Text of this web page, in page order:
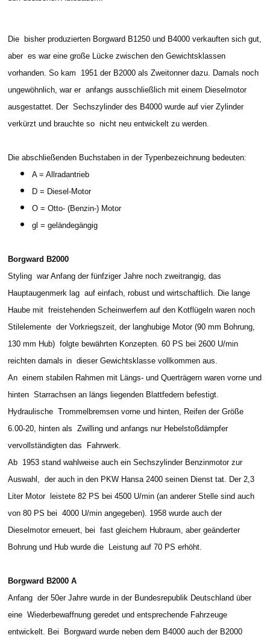
Die bisher produzierten Borgward B1250 und B4000 verkauften sich gut,
aber es war eine große Lücke zwischen den Gewichtsklassen
vorhanden. So kam 1951 der B2000 als Zweitonner dazu. Damals noch
ungewöhnlich, war er anfangs ausschließlich mit einem Dieselmotor
ausgestattet. Der Sechszylinder des B4000 wurde auf vier Zylinder
verkürzt und brauchte so nicht neu entwickelt zu werden.
Die abschließenden Buchstaben in der Typenbezeichnung bedeuten:
A = Allradantrieb
D = Diesel-Motor
O = Otto- (Benzin-) Motor
gl = geländegängig
Borgward B2000
Styling war Anfang der fünfziger Jahre noch zweitrangig, das
Hauptaugenmerk lag auf einfach, robust und wirtschaftlich. Die lange
Haube mit freistehenden Scheinwerfern auf den Kotflügeln waren noch
Stilelemente der Vorkriegszeit, der langhubige Motor (90 mm Bohrung,
130 mm Hub) folgte bewährten Konzepten. 60 PS bei 2600 U/min
reichten damals in dieser Gewichtsklasse vollkommen aus.
An einem stabilen Rahmen mit Längs- und Querträgern waren vorne und
hinten Starrachsen an längs liegenden Blattfedern befestigt.
Hydraulische Trommelbremsen vorne und hinten, Reifen der Größe
6.00-20, hinten als Zwilling und anfangs nur Hebelstoßdämpfer
vervollständigten das Fahrwerk.
Ab 1953 stand wahlweise auch ein Sechszylinder Benzinmotor zur
Auswahl, der auch in den PKW Hansa 2400 seinen Dienst tat. Der 2,3
Liter Motor leistete 82 PS bei 4500 U/min (an anderer Stelle sind auch
von 80 PS bei 4000 U/min angegeben). 1958 wurde auch der
Dieselmotor erneuert, bei fast gleichem Hubraum, aber geänderter
Bohrung und Hub wurde die Leistung auf 70 PS erhöht.
Borgward B2000 A
Anfang der 50er Jahre wurde in der Bundesrepublik Deutschland über
eine Wiederbewaffnung geredet und entsprechende Fahrzeuge
entwickelt. Bei Borgward wurde neben dem B4000 auch der B2000